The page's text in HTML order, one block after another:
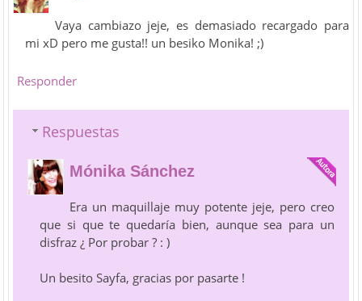
Vaya cambiazo jeje, es demasiado recargado para
mi xD pero me gusta!! un besiko Monika! ;)
Responder
Respuestas
Mónika Sánchez
Era un maquillaje muy potente jeje, pero creo
que si que te quedaría bien, aunque sea para un
disfraz ¿ Por probar ? : )
Un besito Sayfa, gracias por pasarte !